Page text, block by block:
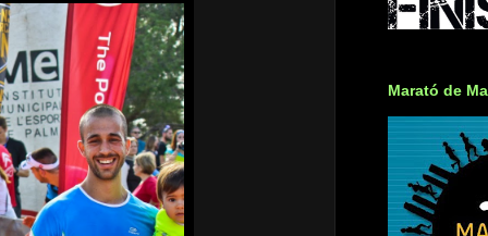
Marató de